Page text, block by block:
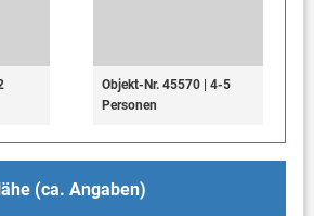
Objekt-Nr. 45570 | 4-5
Personen
(ca. Angaben)